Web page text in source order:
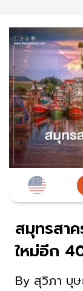
สมุทรสา
ใหม่อีก
By สุวิภา บุ